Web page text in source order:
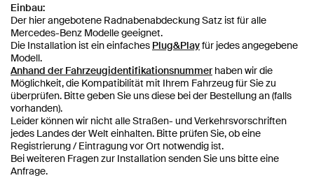
Einbau:
Der hier angebotene Radnabenabdeckung Satz ist für alle
Mercedes-Benz Modelle geeignet.
Die Installation ist ein einfaches Plug&Playfür jedes angegebene
Modell.
Anhand der Fahrzeugidentifikationsnummer haben wir die
Möglichkeit, die Kompatibilität mit Ihrem Fahrzeug für Sie zu
überprüfen. Bitte geben Sie uns diese bei der Bestellung an (falls
vorhanden).
Leider können wir nicht alle Straßen- und Verkehrsvorschriften
jedes Landes der Welt einhalten. Bitte prüfen Sie, ob eine
Registrierung / Eintragung vor Ort notwendig ist.
Bei weiteren Fragen zur Installation senden Sie uns bitte eine
Anfrage.